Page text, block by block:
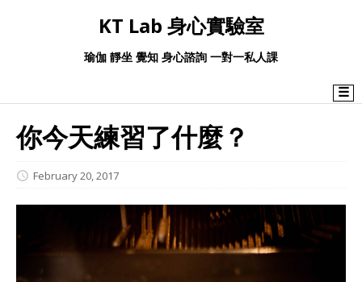
KT Lab 身心實驗室
瑜伽 靜坐 覺知 身心諮詢 一對一私人課
☰
你今天練習了什麼？
February 20, 2017